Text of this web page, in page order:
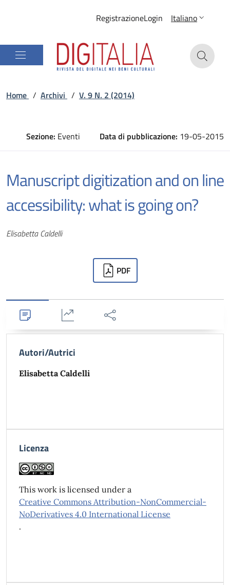
RegistrazioneLogin Italiano
Home / Archivi / V. 9 N. 2 (2014)
Sezione: Eventi Data di pubblicazione: 19-05-2015
Manuscript digitization and on line
accessibility: what is going on?
Autori
Elisabetta Caldelli
PDF
Dettagli Statistiche Condividi
Autori/Autrici
Elisabetta Caldelli
Licenza
This work is licensed under a
Creative Commons Attribution-NonCommercial-
NoDerivatives 4.0 International License
.